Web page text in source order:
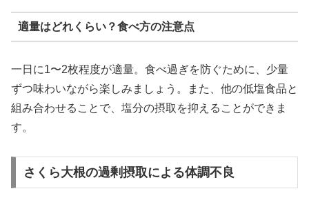
適量はどれくらい？食べ方の注意点
一日に1〜2枚程度が適量。食べ過ぎを防ぐために、少量
ずつ味わいながら楽しみましょう。また、他の低塩食品と
組み合わせることで、塩分の摂取を抑えることができま
す。
さくら大根の過剰摂取による体調不良